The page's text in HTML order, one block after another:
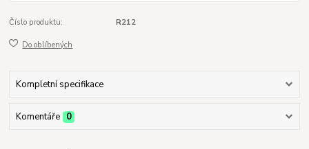
Číslo produktu: R212
Do oblíbených
Kompletní specifikace
Komentáře 0